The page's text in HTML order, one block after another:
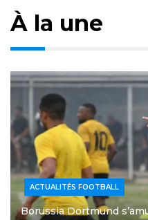
À la une
ACTUALITÉS FOOTBALL
Borussia Dortmund